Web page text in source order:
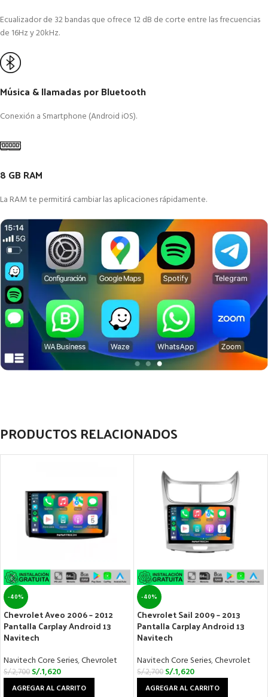
Ecualizador de 32 bandas que ofrece 12 dB de corte entre las frecuencias
de 16Hz y 20kHz.
Música & llamadas por Bluetooth
Conexión a Smartphone (Android iOS).
8 GB RAM
La RAM te permitirá cambiar las aplicaciones rápidamente.
PRODUCTOS RELACIONADOS
-40%
Chevrolet Aveo 2006 – 2012
Pantalla Carplay Android 13
Navitech
Navitech Core Series,Chevrolet
S/.2,700 S/.1,620
AGREGAR AL CARRITO
-40%
Chevrolet Sail 2009 – 2013
Pantalla Carplay Android 13
Navitech
Navitech Core Series,Chevrolet
S/.2,700 S/.1,620
AGREGAR AL CARRITO